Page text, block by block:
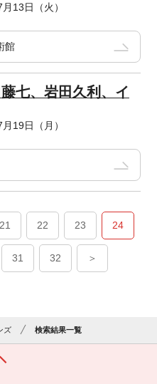
13日（火）
館
七、岩田久利、イ
19日（月）
21 22 23 24
31 32 ＞
ズ 検索結果一覧